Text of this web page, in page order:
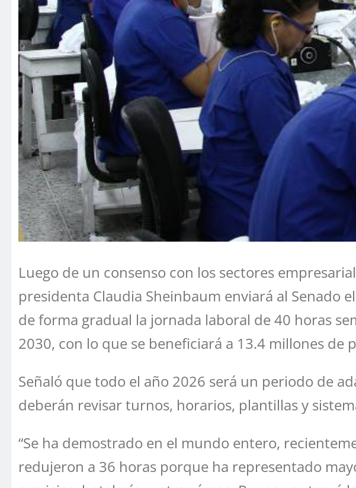
Luego de un consenso con los sectores
presidenta Claudia Sheinbaum enviará al Senado
de forma gradual la jornada laboral de 40 horas
2030, con lo que se beneficiará a 13.4 millones de
Señaló que todo el año 2026 será un periodo de
deberán revisar turnos, horarios, plantillas y
“Se ha demostrado en el mundo entero,
redujeron a 36 horas porque ha representado